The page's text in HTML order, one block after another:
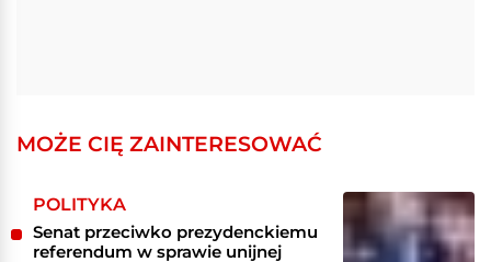
MOŻE CIĘ ZAINTERESOWAĆ
POLITYKA
Senat przeciwko prezydenckiemu
referendum w sprawie unijnej